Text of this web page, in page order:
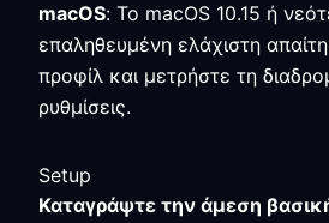
macOS: Το macOS 10.15 ή
επαληθευμένη ελάχιστη
προφίλ και μετρήστε τη
ρυθμίσεις.
Setup
Καταγράψτε την άμεση